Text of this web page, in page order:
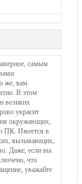
самым
же, вам.
В этом
великих
украсит
окружающих,
ПК. Имеется в
вызывающих,
Даже, если вы
что
уважайте